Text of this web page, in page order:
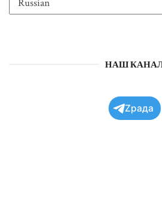
НАШ
Zрада